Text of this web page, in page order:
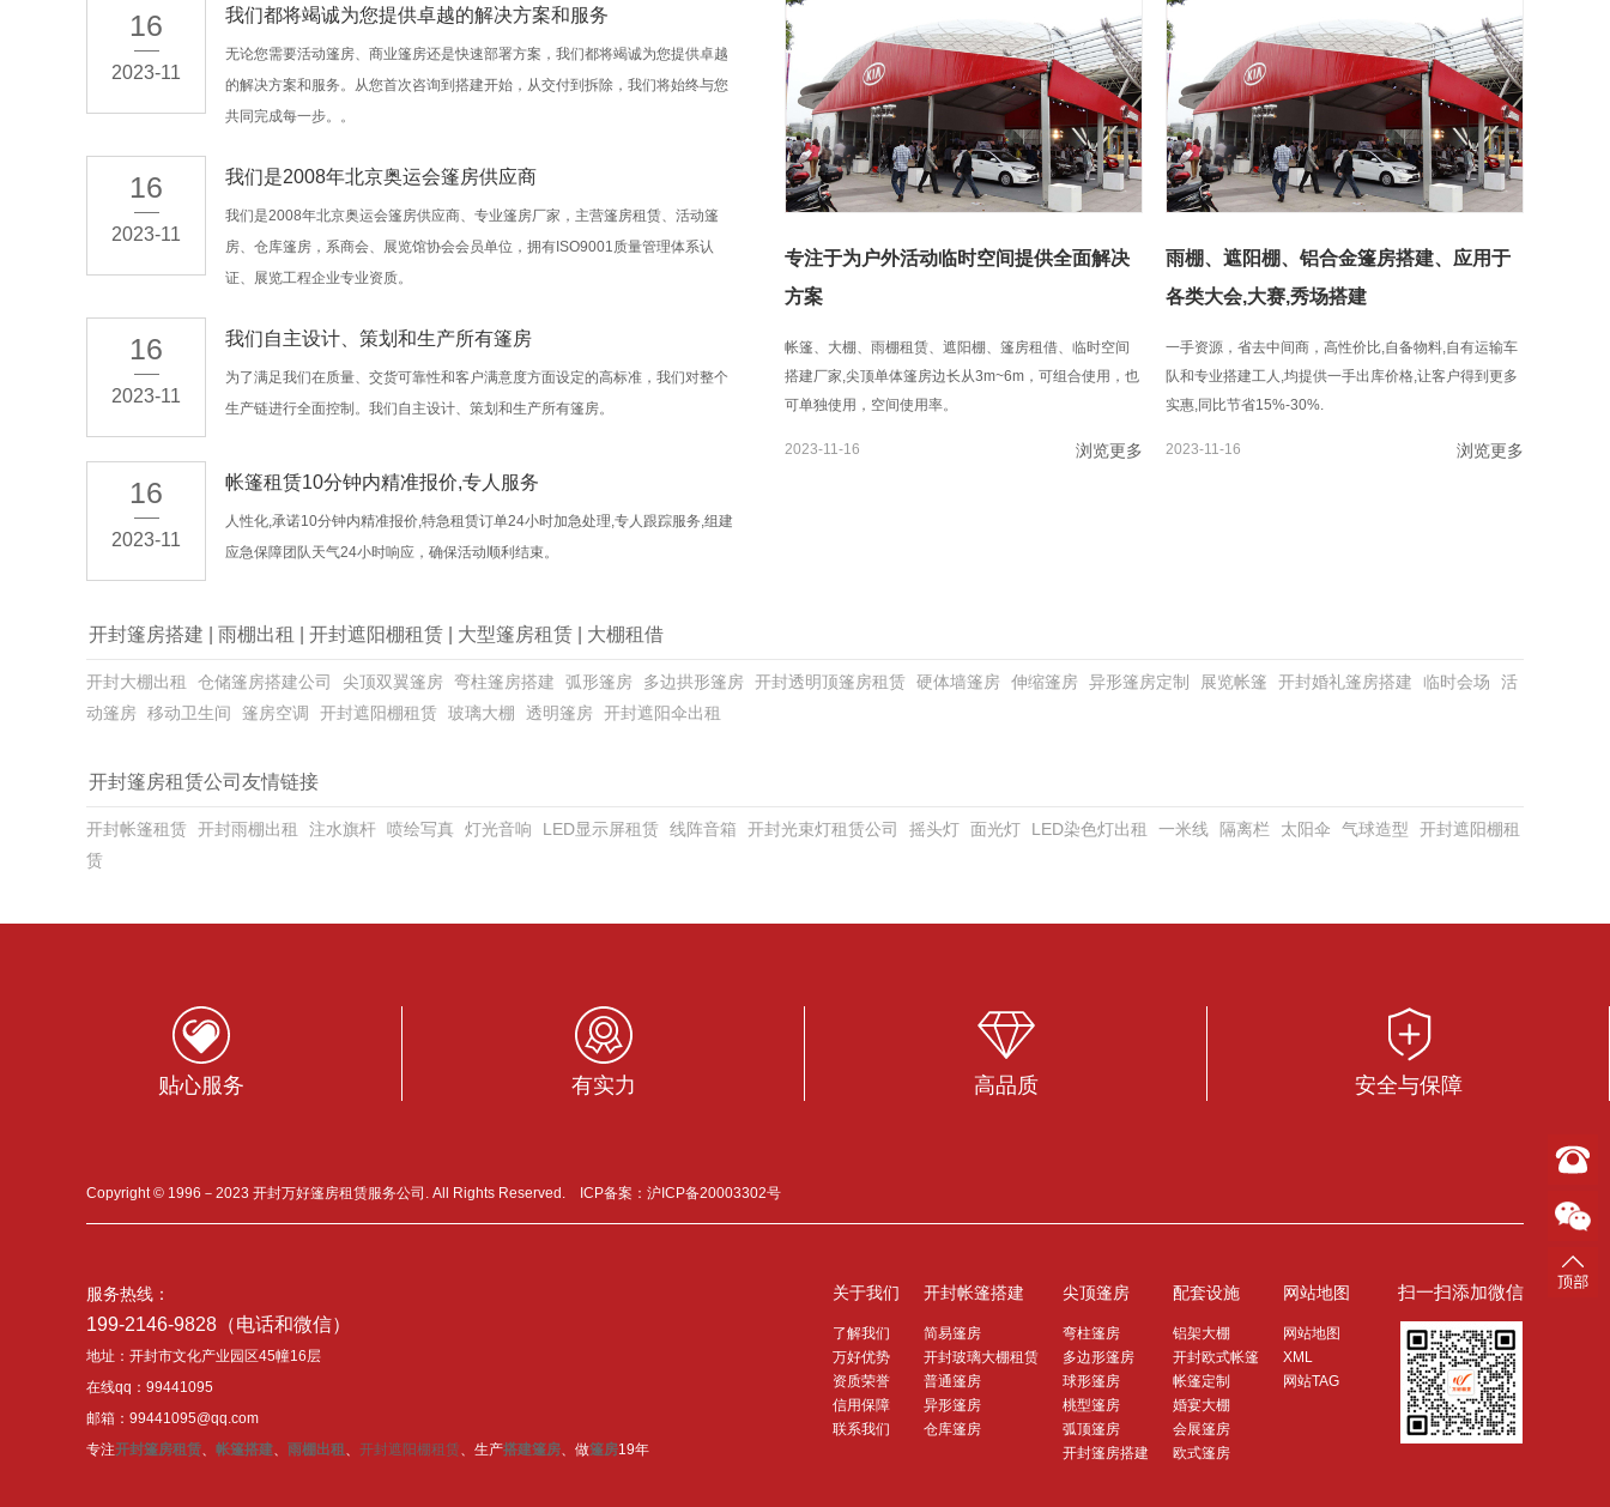
16
2023-11
我们都将竭诚为您提供卓越的解决方案和服务
无论您需要活动篷房、商业篷房还是快速部署方案，我们都将竭诚为您提供卓越
的解决方案和服务。从您首次咨询到搭建开始，从交付到拆除，我们将始终与您
共同完成每一步。。
16
2023-11
我们是2008年北京奥运会篷房供应商
我们是2008年北京奥运会篷房供应商、专业篷房厂家，主营篷房租赁、活动篷
房、仓库篷房，系商会、展览馆协会会员单位，拥有ISO9001质量管理体系认
证、展览工程企业专业资质。
16
2023-11
我们自主设计、策划和生产所有篷房
为了满足我们在质量、交货可靠性和客户满意度方面设定的高标准，我们对整个
生产链进行全面控制。我们自主设计、策划和生产所有篷房。
16
2023-11
帐篷租赁10分钟内精准报价,专人服务
人性化,承诺10分钟内精准报价,特急租赁订单24小时加急处理,专人跟踪服务,组建
应急保障团队天气24小时响应，确保活动顺利结束。
专注于为户外活动临时空间提供全面解决
方案
帐篷、大棚、雨棚租赁、遮阳棚、篷房租借、临时空间
搭建厂家,尖顶单体篷房边长从3m~6m，可组合使用，也
可单独使用，空间使用率。
2023-11-16 浏览更多
雨棚、遮阳棚、铝合金篷房搭建、应用于
各类大会,大赛,秀场搭建
一手资源，省去中间商，高性价比,自备物料,自有运输车
队和专业搭建工人,均提供一手出库价格,让客户得到更多
实惠,同比节省15%-30%.
2023-11-16 浏览更多
开封篷房搭建 雨棚出租 开封遮阳棚租赁 大型篷房租赁 大棚租借
开封大棚出租 仓储篷房搭建公司 尖顶双翼篷房 弯柱篷房搭建 弧形篷房 多边拱形篷房 开封透明顶篷房租赁 硬体墙篷房 伸缩篷房 异形篷房定制 展览帐篷 开封婚礼篷房搭建 临时会场
活
动篷房
移动卫生间 篷房空调 开封遮阳棚租赁 玻璃大棚 透明篷房 开封遮阳伞出租
开封篷房租赁公司友情链接
开封帐篷租赁 开封雨棚出租 注水旗杆 喷绘写真 灯光音响 LED显示屏租赁 线阵音箱 开封光束灯租赁公司 摇头灯 面光灯 LED染色灯出租 一米线 隔离栏 太阳伞 气球造型
开封遮阳棚租
赁
贴心服务 有实力 高品质 安全与保障
Copyright © 1996－2023 开封万好篷房租赁服务公司. All Rights Reserved. ICP备案： 沪ICP备20003302号
服务热线：
199-2146-9828（电话和微信）
地址：开封市文化产业园区45幢16层
在线qq：99441095
邮箱：99441095@qq.com
专注开封篷房租赁、 帐篷搭建、 雨棚出租 、 开封遮阳棚租赁、生产搭建篷房、做篷房19年
关于我们
了解我们
万好优势
资质荣誉
信用保障
联系我们
开封帐篷搭建
简易篷房
开封玻璃大棚租赁
普通篷房
异形篷房
仓库篷房
尖顶篷房
弯柱篷房
多边形篷房
球形篷房
桃型篷房
弧顶篷房
开封篷房搭建
配套设施
铝架大棚
开封欧式帐篷
帐篷定制
婚宴大棚
会展篷房
欧式篷房
网站地图
网站地图
XML
网站TAG
扫一扫添加微信